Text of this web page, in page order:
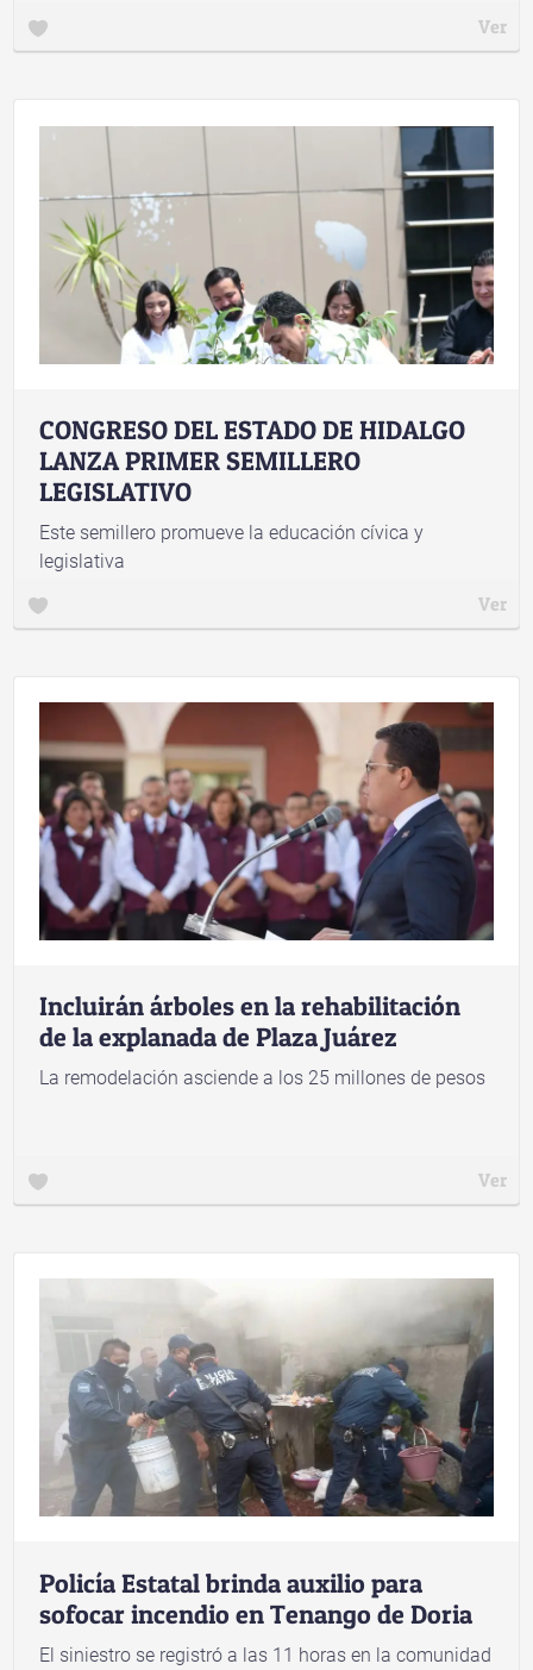
de evaluar modelos de negocios, atraer capitales y
Ver
CONGRESO DEL ESTADO DE HIDALGO
LANZA PRIMER SEMILLERO
LEGISLATIVO
Este semillero promueve la educación cívica y
legislativa
Ver
Incluirán árboles en la rehabilitación
de la explanada de Plaza Juárez
La remodelación asciende a los 25 millones de pesos
Ver
Policía Estatal brinda auxilio para
sofocar incendio en Tenango de Doria
El siniestro se registró a las 11 horas en la comunidad